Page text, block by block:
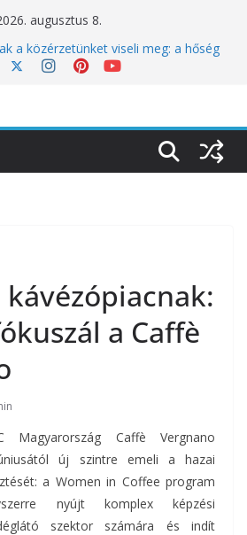
augusztus 8.
lett a Botanica: a világ legjobb
inspirációiból született jubileumi
van a baj, hanem azzal,
fogyasztjuk
a Caffè
Magyarország Caffè Vergnano
új szintre emeli a hazai
a Women in Coffee program
nyújt komplex képzési
szektor számára és indít